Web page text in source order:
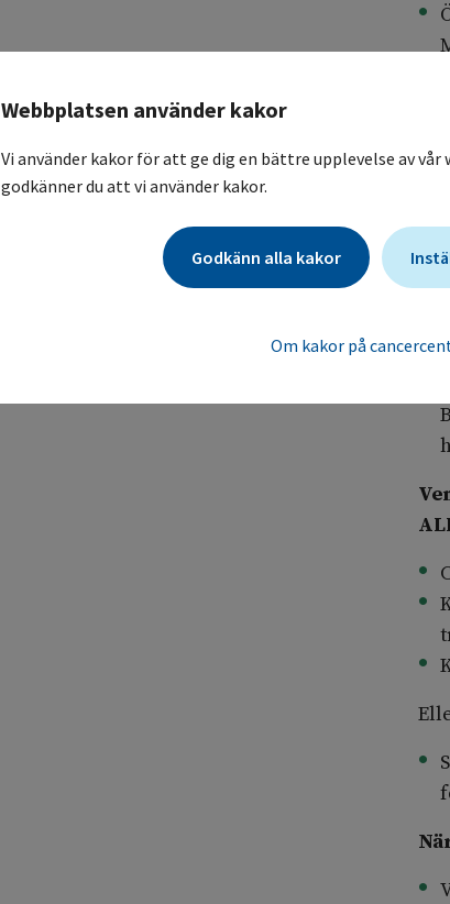
Webbplatsen använder kakor
Vi använder kakor för att ge dig en bättre upplevelse av
godkänner du att vi använder kakor.
Godkänn alla kakor
Om kakor på